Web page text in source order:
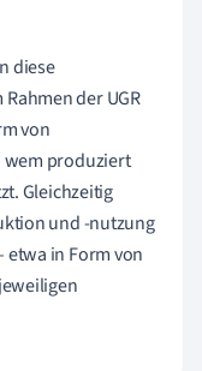
diese
der UGR
von
wem produziert
Gleichzeitig
und -nutzung
in Form von